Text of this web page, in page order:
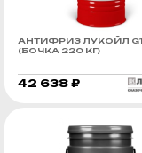
АНТИФРИЗ ЛУКОЙЛ
(БОЧКА 220 КГ)
42 638 ₽